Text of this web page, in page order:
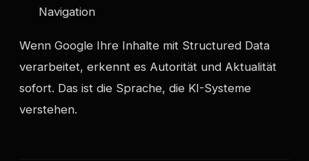
Navigation
Wenn Google Ihre Inhalte mit Structured Data
verarbeitet, erkennt es Autorität und Aktualität
sofort. Das ist die Sprache, die KI-Systeme
verstehen.